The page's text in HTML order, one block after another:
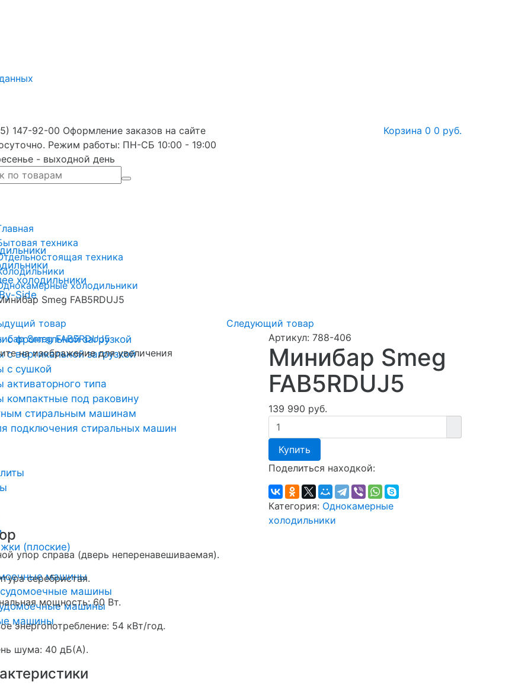
147-92-00 Оформление заказов на сайте
Режим работы: ПН-СБ 10:00 - 19:00
- выходной день
Корзина 0 0 руб.
холодильники
Side
фронтальной загрузкой
вертикальной загрузкой
с сушкой
типа
под раковину
стиральным машинам
подключения стиральных машин
(плоские)
машины
машины
машины
машины
техника
техника
холодильники
Smeg FAB5RDUJ5
товар
Следующий товар
на изображение для увеличения
Артикул: 788-406
Минибар Smeg
FAB5RDUJ5
139 990 руб.
Купить
Поделиться находкой:
Категория: Однокамерные
холодильники
упор справа (дверь неперенавешиваемая).
серебристая.
мощность: 60 Вт.
энергопотребление: 54 кВт/год.
шума: 40 дБ(А).